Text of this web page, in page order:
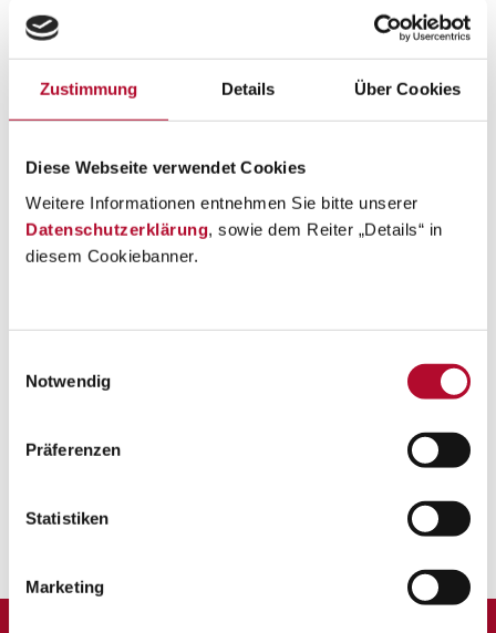
Zustimmung Details Über Cookies
Diese Webseite verwendet Cookies
Weitere Informationen entnehmen Sie bitte unserer
Datenschutzerklärung, sowie dem Reiter „Details“ in
diesem Cookiebanner.
Notwendig
Präferenzen
Statistiken
Marketing
und auch das Schwungtuch wurde dazu ausgepackt.
Zur Jause gab es natürlich leckere Faschingskrapfen